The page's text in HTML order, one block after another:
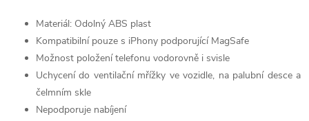
Materiál: Odolný ABS plast
Kompatibilní pouze s iPhony podporující MagSafe
Možnost položení telefonu vodorovně i svisle
Uchycení do ventilační mřížky ve vozidle, na palubní desce a
čelmním skle
Nepodporuje nabíjení